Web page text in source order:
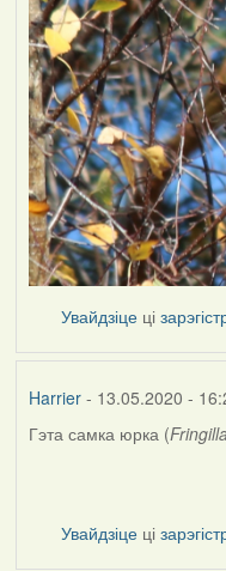
Увайдзіце ці
Harrier- 13.05.2020 -
In
Наталья
К
Гэта самка юрка (
Увайдзіце ці